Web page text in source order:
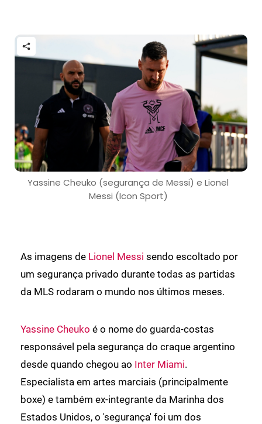
Yassine Cheuko (segurança de Messi) e Lionel
Messi (Icon Sport)
As imagens de Lionel Messi sendo escoltado por
um segurança privado durante todas as partidas
da MLS rodaram o mundo nos últimos meses.
Yassine Cheuko é o nome do guarda-costas
responsável pela segurança do craque argentino
desde quando chegou ao Inter Miami.
Especialista em artes marciais (principalmente
boxe) e também ex-integrante da Marinha dos
Estados Unidos, o 'segurança' foi um dos